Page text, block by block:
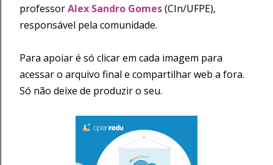
professorAlex Sandro Gomes(CIn/UFPE),
responsável pela comunidade.
Para apoiar é só clicar em cada imagem para
acessar o arquivo final e compartilhar web a fora.
Só não deixe de produzir o seu.